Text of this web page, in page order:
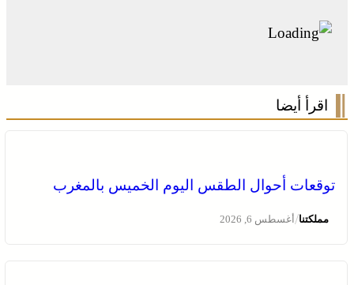
اقرأ أيضا
توقعات أحوال الطقس اليوم الخميس بالمغرب
مملكتنا/أغسطس 6, 2026